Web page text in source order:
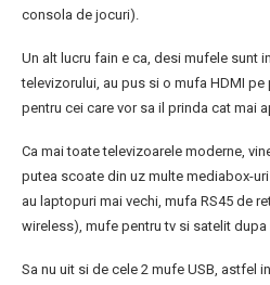
consola de jocuri).
Un alt lucru fain e ca, desi mufele sunt
televizorului, au pus si o mufa HDMI pe
pentru cei care vor sa il prinda cat mai
Ca mai toate televizoarele moderne,
putea scoate din uz multe mediabox-
au laptopuri mai vechi, mufa RS45 de
wireless), mufe pentru tv si satelit
Sa nu uit si de cele 2 mufe USB, astfel